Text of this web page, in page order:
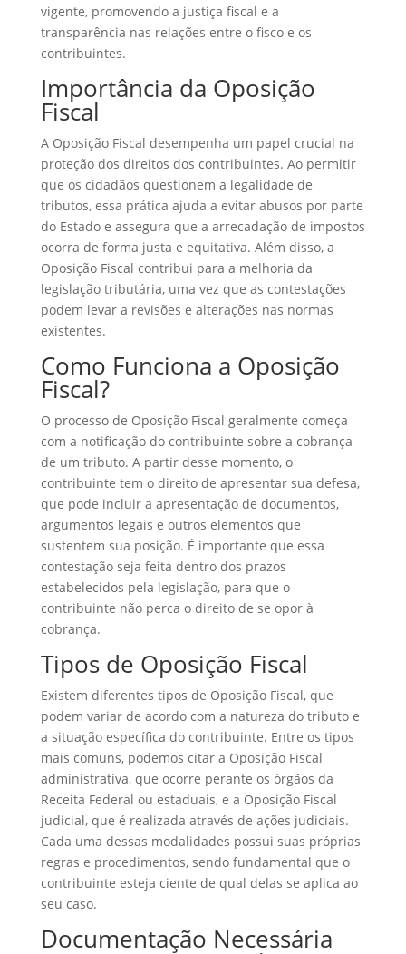
vigente, promovendo a justiça fiscal e a
transparência nas relações entre o fisco e os
contribuintes.
Importância da Oposição
Fiscal
A Oposição Fiscal desempenha um papel crucial na
proteção dos direitos dos contribuintes. Ao permitir
que os cidadãos questionem a legalidade de
tributos, essa prática ajuda a evitar abusos por parte
do Estado e assegura que a arrecadação de impostos
ocorra de forma justa e equitativa. Além disso, a
Oposição Fiscal contribui para a melhoria da
legislação tributária, uma vez que as contestações
podem levar a revisões e alterações nas normas
existentes.
Como Funciona a Oposição
Fiscal?
O processo de Oposição Fiscal geralmente começa
com a notificação do contribuinte sobre a cobrança
de um tributo. A partir desse momento, o
contribuinte tem o direito de apresentar sua defesa,
que pode incluir a apresentação de documentos,
argumentos legais e outros elementos que
sustentem sua posição. É importante que essa
contestação seja feita dentro dos prazos
estabelecidos pela legislação, para que o
contribuinte não perca o direito de se opor à
cobrança.
Tipos de Oposição Fiscal
Existem diferentes tipos de Oposição Fiscal, que
podem variar de acordo com a natureza do tributo e
a situação específica do contribuinte. Entre os tipos
mais comuns, podemos citar a Oposição Fiscal
administrativa, que ocorre perante os órgãos da
Receita Federal ou estaduais, e a Oposição Fiscal
judicial, que é realizada através de ações judiciais.
Cada uma dessas modalidades possui suas próprias
regras e procedimentos, sendo fundamental que o
contribuinte esteja ciente de qual delas se aplica ao
seu caso.
Documentação Necessária